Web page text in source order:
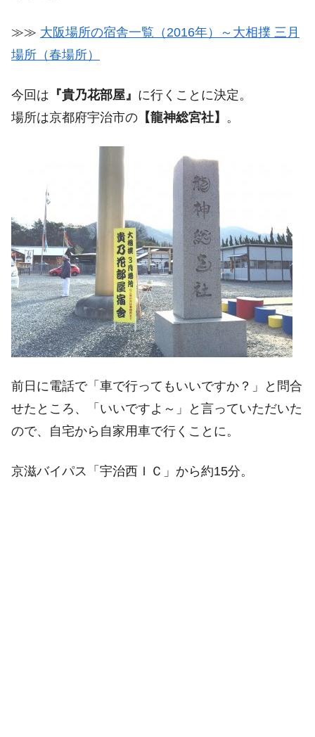
≫≫ 大阪場所の宿舎一覧（2016年）～大相撲 三月
場所（春場所）
今回は 『貴乃花部屋』 に行くことに決定。
場所は京都府宇治市の 【龍神総宮社】 。
前日に電話で「車で行ってもいいですか？」と問合
せたところ、「いいですよ～」と言っていただいた
ので、自宅から自家用車で行くことに。
京滋バイパス「宇治西ＩＣ」から約15分。